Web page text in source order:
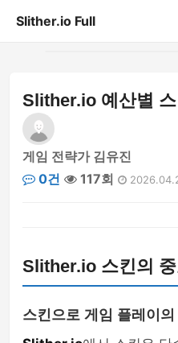
Slither.io Full
게시판
Slither.io 예산별
게임 전략가 김유진
0건
117회
Slither.io 스킨의
스킨으로 게임 플레이